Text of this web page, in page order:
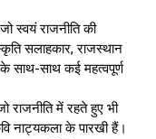
स्वयं राजनीति की
सलाहकार, राजस्थान
साथ-साथ कई महत्वपूर्ण
राजनीति में रहते हुए भी
नाट्यकला के पारखी हैं।